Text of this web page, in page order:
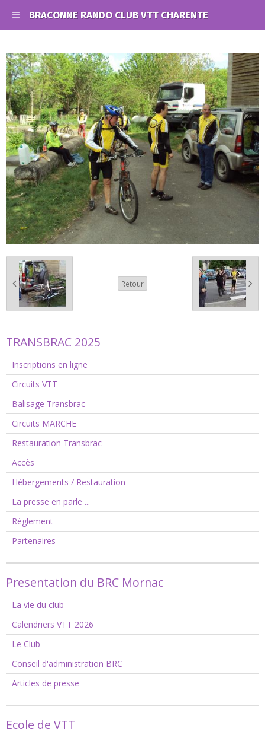
BRACONNE RANDO CLUB VTT CHARENTE
Retour
TRANSBRAC 2025
Inscriptions en ligne
Circuits VTT
Balisage Transbrac
Circuits MARCHE
Restauration Transbrac
Accès
Hébergements / Restauration
La presse en parle ...
Règlement
Partenaires
Presentation du BRC Mornac
La vie du club
Calendriers VTT 2026
Le Club
Conseil d'administration BRC
Articles de presse
Ecole de VTT